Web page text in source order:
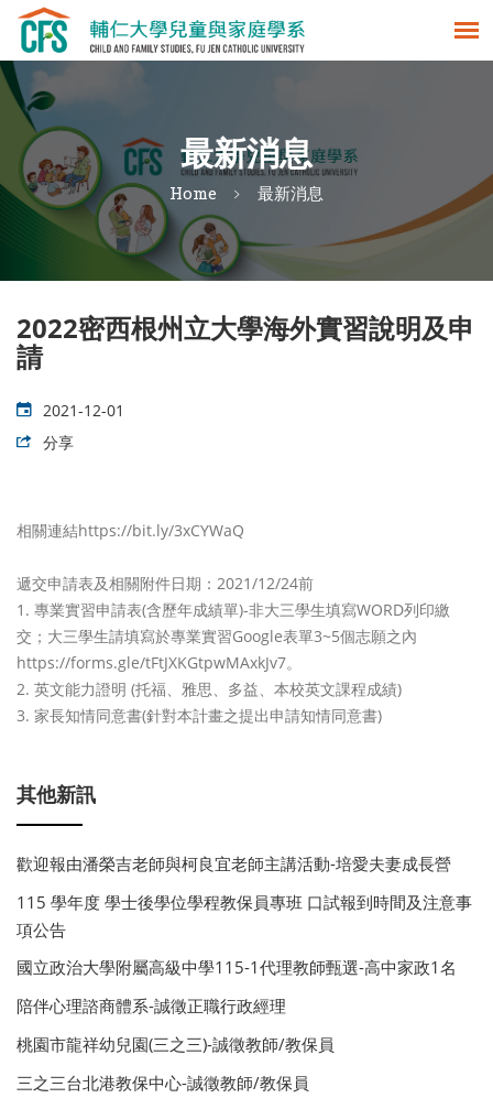
最新消息
Home 最新消息
2022密西根州立大學海外實習說明及申
請
2021-12-01
分享
相關連結https://bit.ly/3xCYWaQ
遞交申請表及相關附件日期：2021/12/24前
1. 專業實習申請表(含歷年成績單)-非大三學生填寫WORD列印繳
交；大三學生請填寫於專業實習Google表單3~5個志願之內
https://forms.gle/tFtJXKGtpwMAxkJv7。
2. 英文能力證明 (托福、雅思、多益、本校英文課程成績)
3. 家長知情同意書(針對本計畫之提出申請知情同意書)
其他新訊
歡迎報由潘榮吉老師與柯良宜老師主講活動-培愛夫妻成長營
115 學年度 學士後學位學程教保員專班 口試報到時間及注意事
項公告
國立政治大學附屬高級中學115-1代理教師甄選-高中家政1名
陪伴心理諮商體系-誠徵正職行政經理
桃園市龍祥幼兒園(三之三)-誠徵教師/教保員
三之三台北港教保中心-誠徵教師/教保員